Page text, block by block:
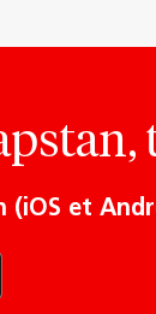
(iOS et